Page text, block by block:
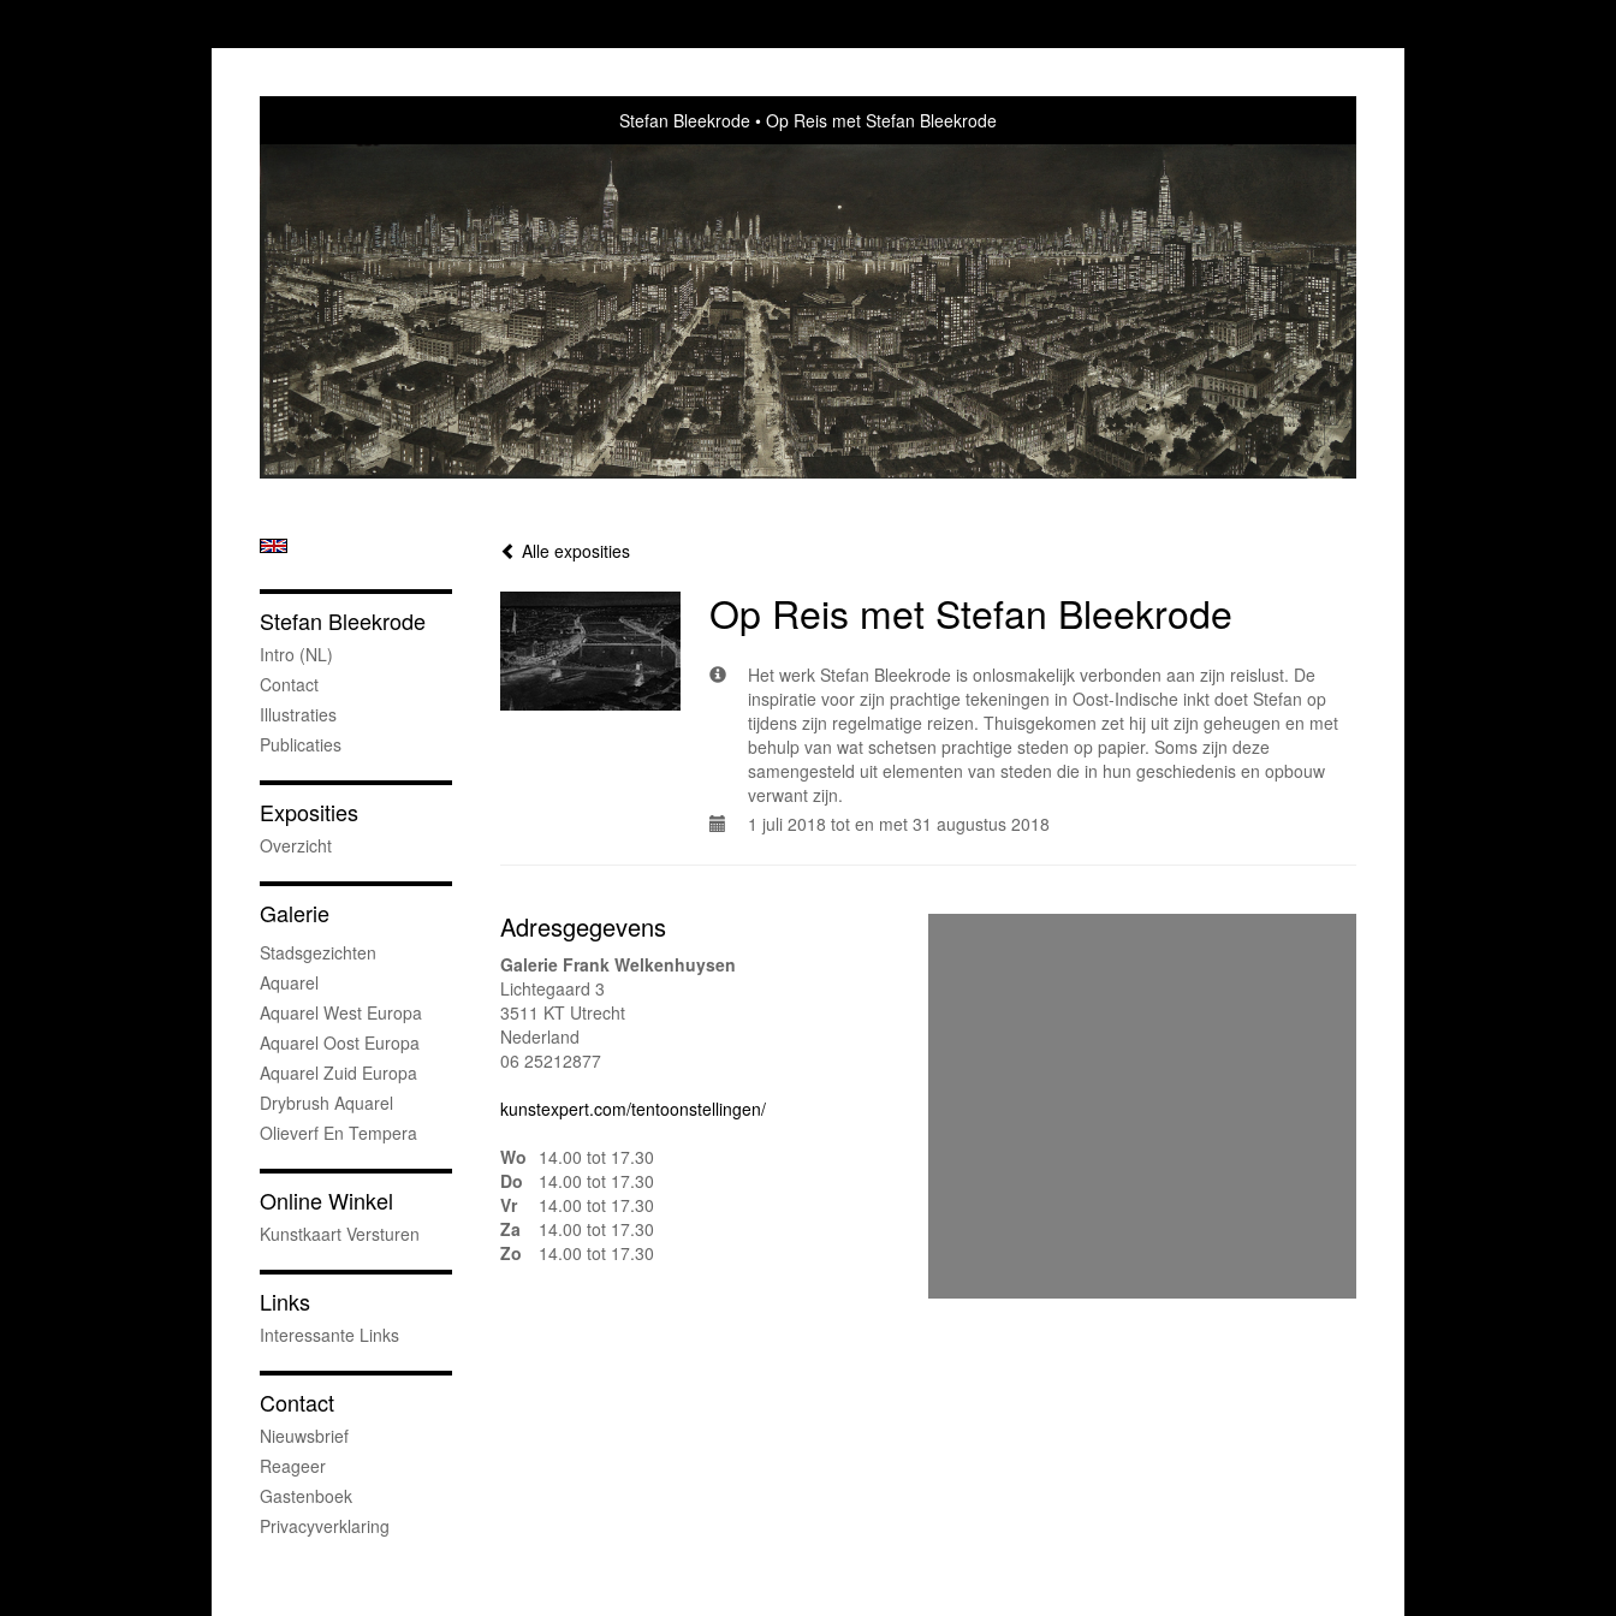
Stefan Bleekrode Op Reis met Stefan Bleekrode
Alle exposities
Op Reis met Stefan Bleekrode
Het werk Stefan Bleekrode is onlosmakelijk verbonden aan zijn reislust. De
inspiratie voor zijn prachtige tekeningen in Oost-Indische inkt doet Stefan op
tijdens zijn regelmatige reizen. Thuisgekomen zet hij uit zijn geheugen en met
behulp van wat schetsen prachtige steden op papier. Soms zijn deze
samengesteld uit elementen van steden die in hun geschiedenis en opbouw
verwant zijn.
1 juli 2018 tot en met 31 augustus 2018
Adresgegevens
Galerie Frank Welkenhuysen
Lichtegaard 3
3511 KT Utrecht
Nederland
06 25212877
kunstexpert.com/tentoonstellingen/
Wo 14.00 tot 17.30
Do
14.00 tot 17.30
Vr
14.00 tot 17.30
Za
14.00 tot 17.30
Zo
14.00 tot 17.30
Stefan Bleekrode
Intro (NL)
Contact
Illustraties
Publicaties
Exposities
Overzicht
Galerie
Stadsgezichten
Aquarel
Aquarel West Europa
Aquarel Oost Europa
Aquarel Zuid Europa
Drybrush Aquarel
Olieverf En Tempera
Online Winkel
Kunstkaart Versturen
Links
Interessante Links
Contact
Nieuwsbrief
Reageer
Gastenboek
Privacyverklaring